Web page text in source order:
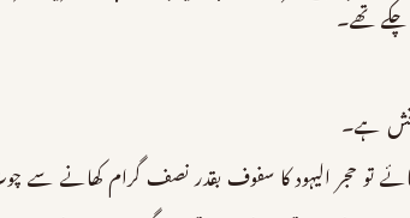
چکے تھے۔
بخش ہے۔
حجر الیہود کا سفوف بقدر نصف گرام کھانے سے